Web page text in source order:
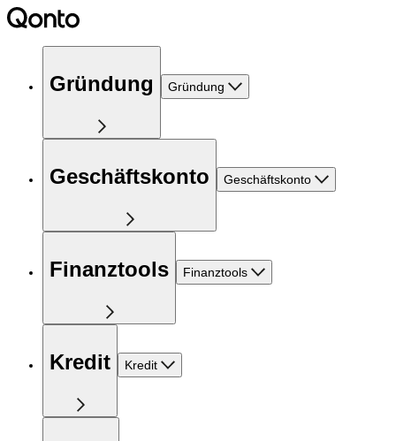
Gründung Gründung
Geschäftskonto Geschäftskonto
Finanztools Finanztools
Kredit Kredit